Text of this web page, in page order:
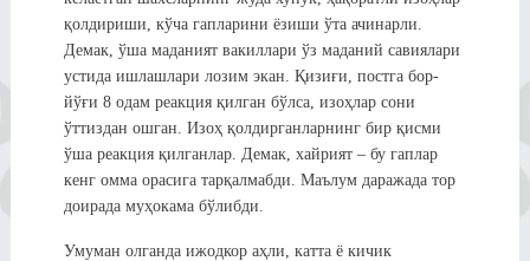
қолдириши, кўча гапларини ёзиши ўта ачинарли.
Демак, ўша маданият вакиллари ўз маданий савиялари
устида ишлашлари лозим экан. Қизиғи, постга бор-
йўғи 8 одам реакция қилган бўлса, изоҳлар сони
ўттиздан ошган. Изоҳ қолдирганларнинг бир қисми
ўша реакция қилганлар. Демак, хайрият – бу гаплар
кенг омма орасига тарқалмабди. Маълум даражада тор
доирада муҳокама бўлибди.
Умуман олганда ижодкор аҳли, катта ё кичик